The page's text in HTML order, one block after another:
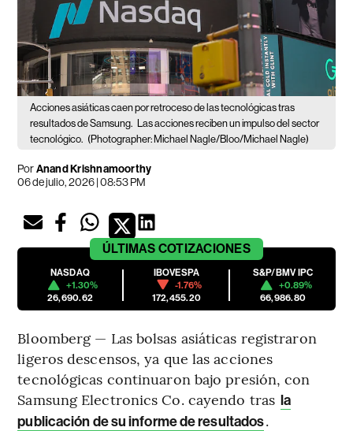
Acciones asiáticas caen por retroceso de las tecnológicas tras
resultados de Samsung.
Las acciones reciben un impulso del sector
tecnológico. (Photographer: Michael Nagle/Bloo/Michael Nagle)
PorAnand Krishnamoorthy
06 de julio, 2026 | 08:53 PM
ÚLTIMAS COTIZACIONES
NASDAQ
+1.30%
26,690.62
IBOVESPA
-1.76%
172,455.20
S&P/BMV IPC
+0.89%
66,986.80
Bloomberg — Las bolsas asiáticas registraron
ligeros descensos, ya que las acciones
tecnológicas continuaron bajo presión, con
Samsung Electronics Co. cayendo tras la
publicación de su informe de resultados.